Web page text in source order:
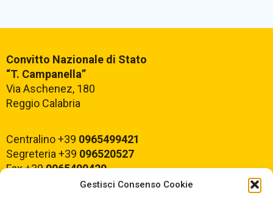
Gestisci Consenso Cookie
Convitto Nazionale di Stato
“T. Campanella”
Via Aschenez, 180
Reggio Calabria
Centralino +39 0965499421
Segreteria +39 096520527
Fax +390965499420